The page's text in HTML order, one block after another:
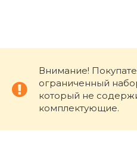
Внимание!
ограниченный
который не
комплектующие.